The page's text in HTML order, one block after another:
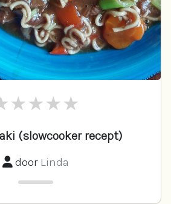
(slowcooker recept)
door Linda